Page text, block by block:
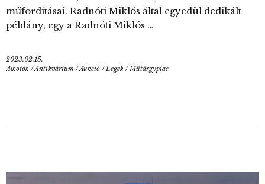
műfordításai. Radnóti Miklós által egyedül dedikált
példány, egy a Radnóti Miklós …
2023.02.15.
Alkotók /Antikvárium /Aukció /Legek /Műtárgypiac